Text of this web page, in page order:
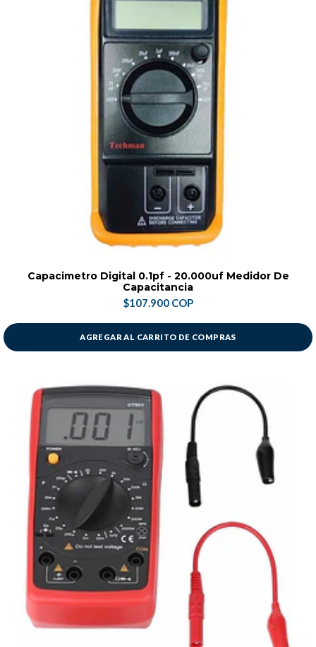
Capacimetro Digital 0.1pf - 20.000uf Medidor De
Capacitancia
$107.900 COP
AGREGAR AL CARRITO DE COMPRAS